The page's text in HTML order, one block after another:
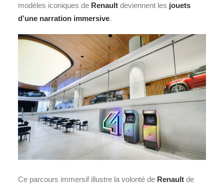
modèles iconiques de Renault deviennent les jouets
d’une narration immersive.
Ce parcours immersif illustre la volonté de Renault de